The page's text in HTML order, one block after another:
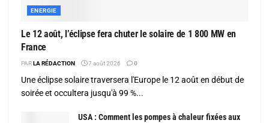
ENERGIE
Le 12 août, l’éclipse fera chuter le solaire de 1 800 MW en
France
PARLA RÉDACTION 7 août 2026 0
Une éclipse solaire traversera l'Europe le 12 août en début de
soirée et occultera jusqu'à 99 %...
USA : Comment les pompes à chaleur fixées aux